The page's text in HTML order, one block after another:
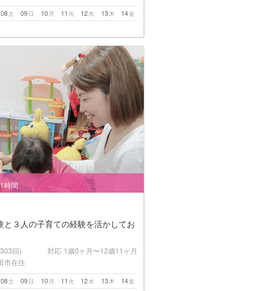
土
08 日
09 月
10 火
11 水
12 木
13 金
14
時間
と３人の子育ての経験を活かしてお
回) 対応 1歳0ヶ月〜12歳11ヶ月
市在住
土
08 日
09 月
10 火
11 水
12 木
13 金
14